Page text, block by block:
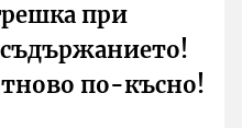
при
по-късно!